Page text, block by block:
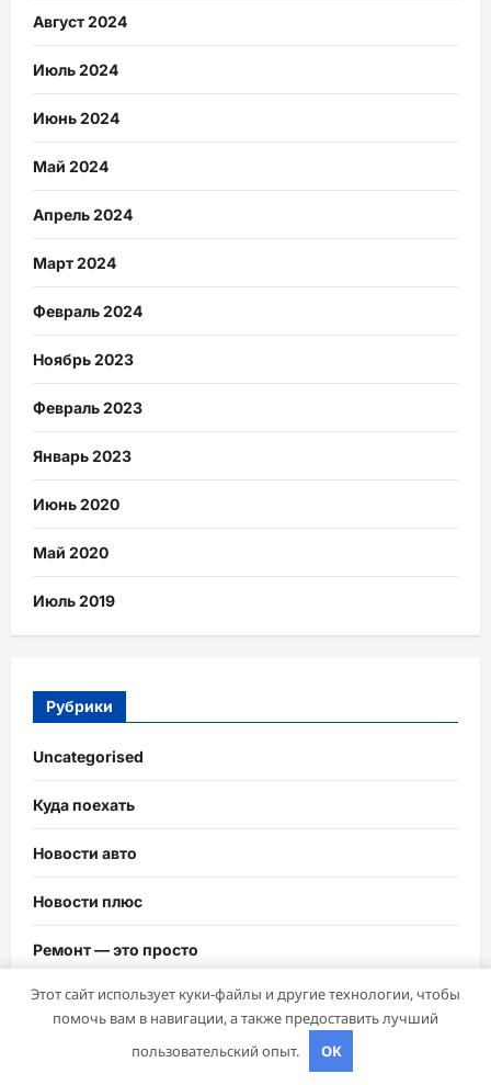
Август 2024
Июль 2024
Июнь 2024
Май 2024
Апрель 2024
Март 2024
Февраль 2024
Ноябрь 2023
Февраль 2023
Январь 2023
Июнь 2020
Май 2020
Июль 2019
Рубрики
Uncategorised
Куда поехать
Новости авто
Новости плюс
Ремонт — это просто
Советы автомобилистам
Техобслуживание своими руками
Этот сайт использует куки-файлы и другие технологии, чтобы
помочь вам в навигации, а также предоставить лучший
пользовательский опыт.
OK